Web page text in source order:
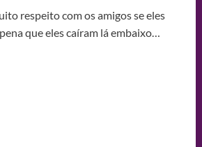
respeito com os amigos se eles
que eles caíram lá embaixo…